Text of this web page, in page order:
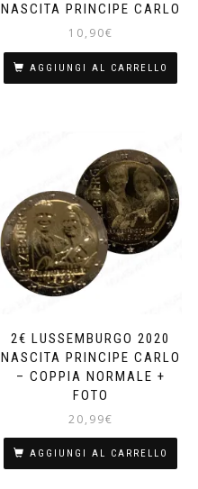
NASCITA PRINCIPE CARLO
10,90€
AGGIUNGI AL CARRELLO
2€ LUSSEMBURGO 2020
NASCITA PRINCIPE CARLO
– COPPIA NORMALE +
FOTO
20,99€
AGGIUNGI AL CARRELLO